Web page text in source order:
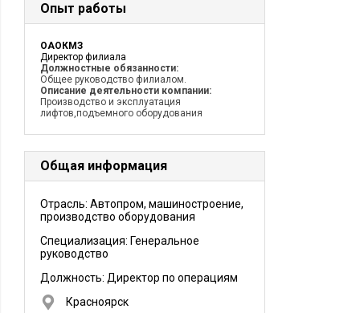
Опыт работы
ОАОКМЗ
Директор филиала
Должностные обязанности:
Общее руководство филиалом.
Описание деятельности компании:
Производство и эксплуатация
лифтов,подъемного оборудования
Общая информация
Отрасль: Автопром, машиностроение,
производство оборудования
Специализация: Генеральное
руководство
Должность: Директор по операциям
Красноярск